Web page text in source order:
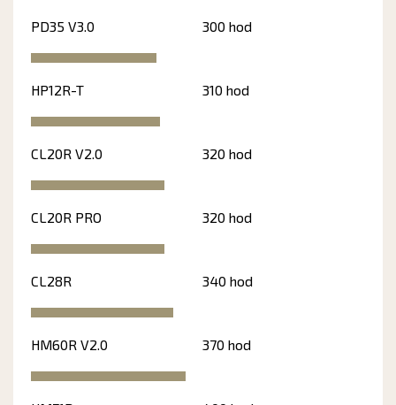
PD35 V3.0 300 hod
HP12R-T 310 hod
CL20R V2.0 320 hod
CL20R PRO 320 hod
CL28R 340 hod
HM60R V2.0 370 hod